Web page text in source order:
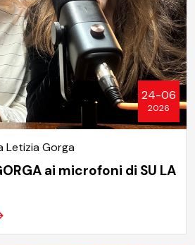
24-06
2026
Letizia Gorga
ai microfoni di SU LA